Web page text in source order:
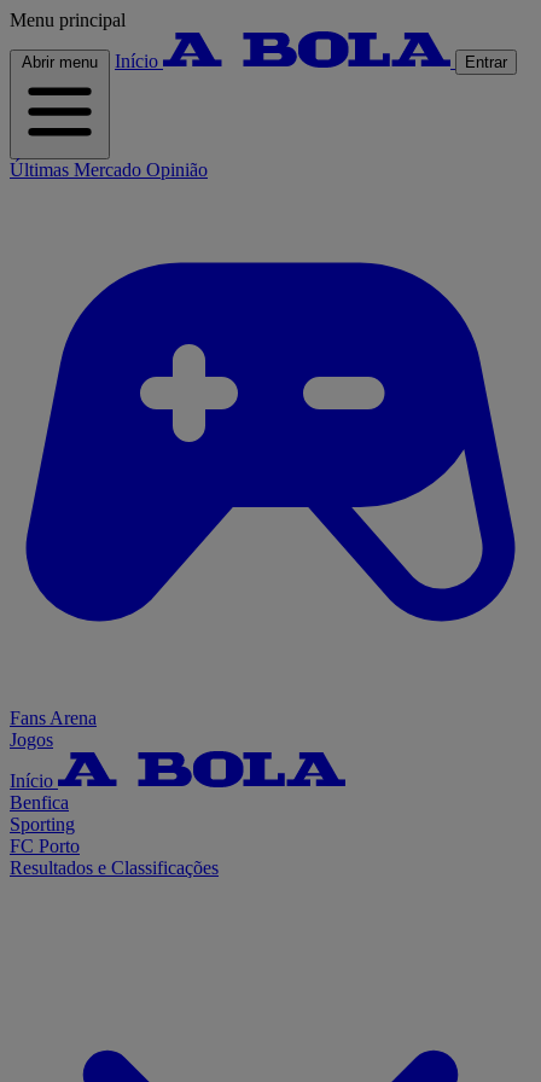
Menu principal
Abrir menu Início Entrar
Últimas Mercado Opinião
Fans Arena
Jogos
Início
Benfica
Sporting
FC Porto
Resultados e Classificações